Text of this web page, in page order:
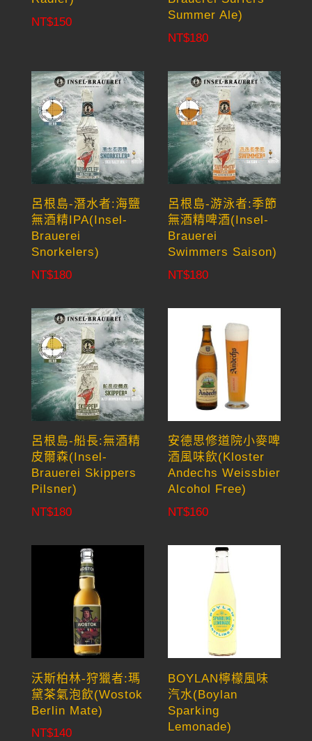
NT$150
Summer Ale)
NT$180
呂根島-潛水者:海鹽
無酒精IPA(Insel-
Brauerei
Snorkelers)
NT$180
呂根島-游泳者:季節
無酒精啤酒(Insel-
Brauerei
Swimmers Saison)
NT$180
呂根島-船長:無酒精
皮爾森(Insel-
Brauerei Skippers
Pilsner)
NT$180
安德思修道院小麥啤
酒風味飲(Kloster
Andechs Weissbier
Alcohol Free)
NT$160
沃斯柏林-狩獵者:瑪
黛茶氣泡飲(Wostok
Berlin Mate)
NT$140
BOYLAN檸檬風味
汽水(Boylan
Sparking
Lemonade)